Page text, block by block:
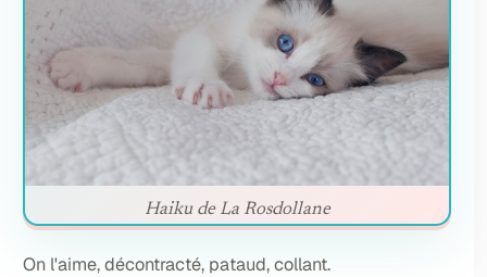
Haiku de La Rosdollane
On l'aime, décontracté, pataud, collant.